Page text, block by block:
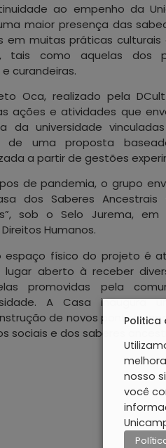
ao empenho da
maior presença das
em muitas práticas
tais como aquelas dos
curandeiras.
Oca, realizado pela
ações e atividades que
da universidade
de uma proposta
a partir de gestões
de pandemia, o grupo
dos Saberes Ancestrais
sob o Selo Jurema,
Humanos.
espaço físico do projeto é
lugar aberto à receber
promovidas pela
A Casa inaugura
de novos pontos
sociais e dos saberes
Politica
nosso
você